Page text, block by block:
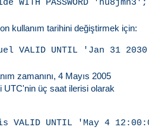
kullanım tarihini değiştirmek için:
zamanını, 4 Mayıs 2005
UTC'nin üç saat ilerisi olarak